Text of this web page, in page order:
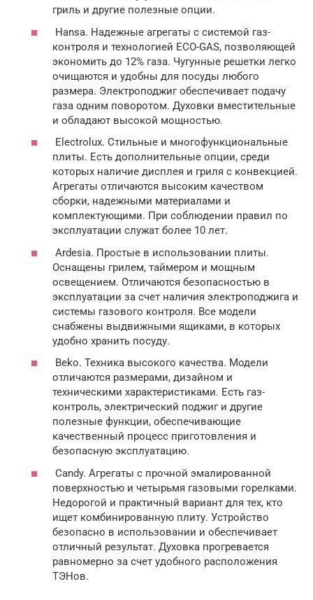
гриль и другие полезные опции.
Hansa. Надежные агрегаты с системой газ-
контроля и технологией ECO-GAS, позволяющей
экономить до 12% газа. Чугунные решетки легко
очищаются и удобны для посуды любого
размера. Электроподжиг обеспечивает подачу
газа одним поворотом. Духовки вместительные
и обладают высокой мощностью.
Electrolux. Стильные и многофункциональные
плиты. Есть дополнительные опции, среди
которых наличие дисплея и гриля с конвекцией.
Агрегаты отличаются высоким качеством
сборки, надежными материалами и
комплектующими. При соблюдении правил по
эксплуатации служат более 10 лет.
Ardesia. Простые в использовании плиты.
Оснащены грилем, таймером и мощным
освещением. Отличаются безопасностью в
эксплуатации за счет наличия электроподжига и
системы газового контроля. Все модели
снабжены выдвижными ящиками, в которых
удобно хранить посуду.
Beko. Техника высокого качества. Модели
отличаются размерами, дизайном и
техническими характеристиками. Есть газ-
контроль, электрический поджиг и другие
полезные функции, обеспечивающие
качественный процесс приготовления и
безопасную эксплуатацию.
Candy. Агрегаты с прочной эмалированной
поверхностью и четырьмя газовыми горелками.
Недорогой и практичный вариант для тех, кто
ищет комбинированную плиту. Устройство
безопасно в использовании и обеспечивает
отличный результат. Духовка прогревается
равномерно за счет удобного расположения
ТЭНов.